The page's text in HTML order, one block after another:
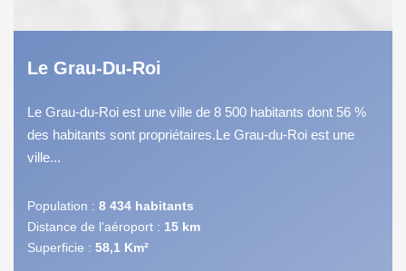
Le Grau-Du-Roi
Le Grau-du-Roi est une ville de 8 500 habitants dont 56 %
des habitants sont propriétaires.Le Grau-du-Roi est une
ville...
Population : 8 434 habitants
Distance de l'aéroport : 15 km
Superficie : 58,1 Km²